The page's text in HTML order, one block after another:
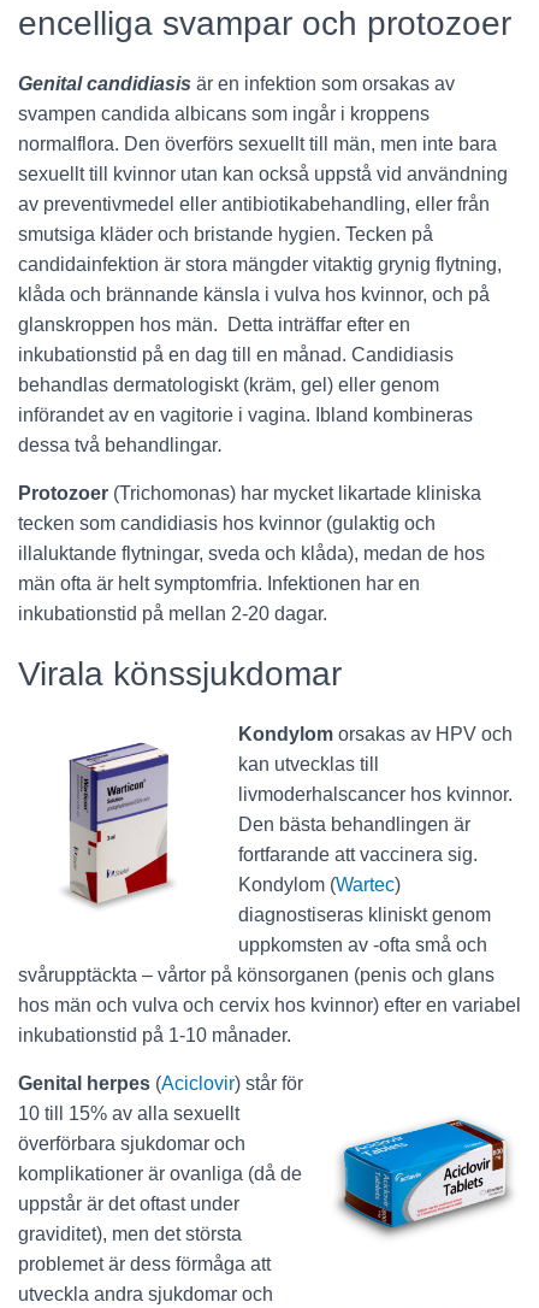
encelliga svampar och protozoer
Genital candidiasis är en infektion som orsakas av
svampen candida albicans som ingår i kroppens
normalflora. Den överförs sexuellt till män, men inte bara
sexuellt till kvinnor utan kan också uppstå vid användning
av preventivmedel eller antibiotikabehandling, eller från
smutsiga kläder och bristande hygien. Tecken på
candidainfektion är stora mängder vitaktig grynig flytning,
klåda och brännande känsla i vulva hos kvinnor, och på
glanskroppen hos män. Detta inträffar efter en
inkubationstid på en dag till en månad. Candidiasis
behandlas dermatologiskt (kräm, gel) eller genom
införandet av en vagitorie i vagina. Ibland kombineras
dessa två behandlingar.
Protozoer (Trichomonas) har mycket likartade kliniska
tecken som candidiasis hos kvinnor (gulaktig och
illaluktande flytningar, sveda och klåda), medan de hos
män ofta är helt symptomfria. Infektionen har en
inkubationstid på mellan 2-20 dagar.
Virala könssjukdomar
Kondylom orsakas av HPV och
kan utvecklas till
livmoderhalscancer hos kvinnor.
Den bästa behandlingen är
fortfarande att vaccinera sig.
Kondylom (Wartec)
diagnostiseras kliniskt genom
uppkomsten av -ofta små och
svårupptäckta – vårtor på könsorganen (penis och glans
hos män och vulva och cervix hos kvinnor) efter en variabel
inkubationstid på 1-10 månader.
Genital herpes (Aciclovir) står för
10 till 15% av alla sexuellt
överförbara sjukdomar och
komplikationer är ovanliga (då de
uppstår är det oftast under
graviditet), men det största
problemet är dess förmåga att
utveckla andra sjukdomar och